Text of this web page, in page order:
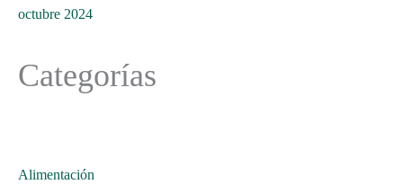
octubre 2024
Categorías
Alimentación